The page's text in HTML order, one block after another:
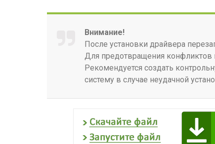
Внимание!
После установки драйвера
Для предотвращения конфликтов
Рекомендуется создать
систему в случае неудачной